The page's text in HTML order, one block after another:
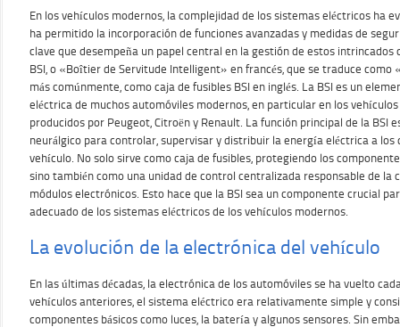
En los vehículos modernos, la complejidad de los sistemas eléctricos ha
ha permitido la incorporación de funciones avanzadas y medidas de
clave que desempeña un papel central en la gestión de estos intrincados
BSI, o «Boîtier de Servitude Intelligent» en francés, que se traduce como
más comúnmente, como caja de fusibles BSI en inglés. La BSI es un
eléctrica de muchos automóviles modernos, en particular en los
producidos por Peugeot, Citroën y Renault. La función principal de la BSI
neurálgico para controlar, supervisar y distribuir la energía eléctrica a
vehículo. No solo sirve como caja de fusibles, protegiendo los
sino también como una unidad de control centralizada responsable de la
módulos electrónicos. Esto hace que la BSI sea un componente crucial
adecuado de los sistemas eléctricos de los vehículos modernos.
La evolución de la electrónica del vehículo
En las últimas décadas, la electrónica de los automóviles se ha vuelto
vehículos anteriores, el sistema eléctrico era relativamente simple y
componentes básicos como luces, la batería y algunos sensores. Sin